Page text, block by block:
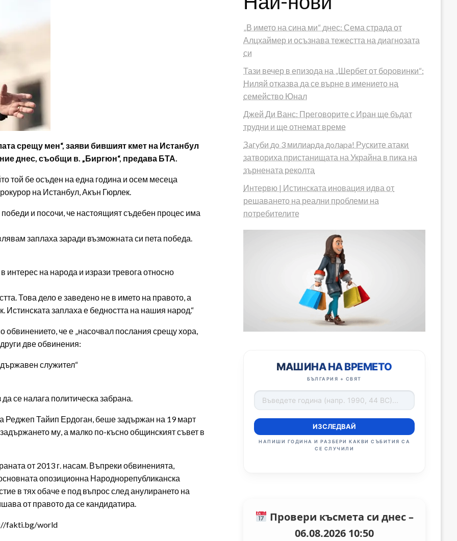
срещу мен“, заяви бившият кмет на Истанбул
днес, съобщи в. „Биргюн“, предава БТА.
той бе осъден на една година и осем месеца
на Истанбул, Акън Гюрлек.
и посочи, че настоящият съдебен процес има
заплаха заради възможната си пета победа.
на народа и изрази тревога относно
Това дело е заведено не в името на правото, а
Истинската заплаха е бедността на нашия народ.“
че е „насочвал послания срещу хора,
две обвинения:
служител“
да се налага политическа забрана.
Реджеп Тайип Ердоган, беше задържан на 19 март
му, а малко по-късно общинският съвет в
от 2013 г. насам. Въпреки обвиненията,
опозиционна Народнорепубликанска
в тях обаче е под въпрос след анулирането на
от правото да се кандидатира.
fakti.bg/world
„В името на сина ми“ днес: Сема страда от
Алцхаймер и осъзнава тежестта на диагнозата
си
Тази вечер в епизода на „Шербет от боровинки“:
Ниляй отказва да се върне в имението на
семейство Юнал
Джей Ди Ванс: Преговорите с Иран ще бъдат
трудни и ще отнемат време
Зaгyби дo 3 милиapдa дoлapa! Руските атаки
затвориха пристанищата на Украйна в пика на
зърнената реколта
Интервю | Истинската иновация идва от
решаването на реални проблеми на
потребителите
МАШИНА НА ВРЕМЕТО
БЪЛГАРИЯ + СВЯТ
ИЗСЛЕДВАЙ
НАПИШИ ГОДИНА И РАЗБЕРИ КАКВИ СЪБИТИЯ СА
СЕ СЛУЧИЛИ
Провери късмета си днес –
06.08.2026 10:50